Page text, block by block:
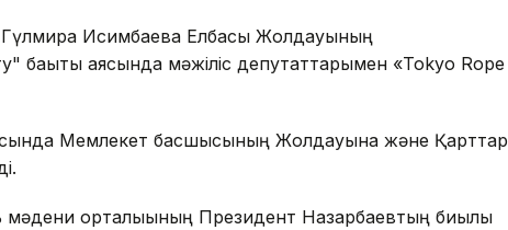
Гүлмира Исимбаева Елбасы Жолдауының
аясында мәжіліс депутаттарымен «Tokyo Rope
Мемлекет басшысының Жолдауына және Қарттар
орталығының Президент Назарбаевтың биылғы